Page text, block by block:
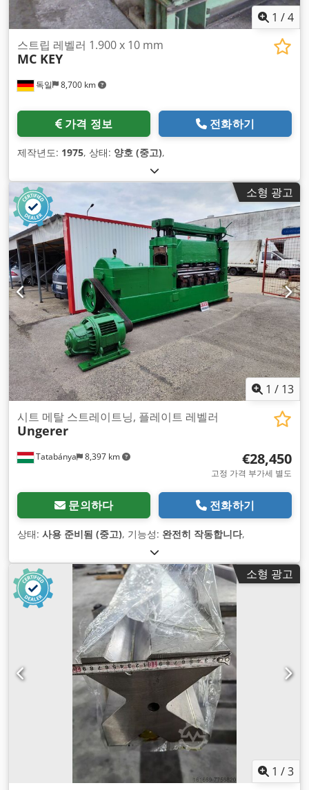
1 /4
독일 8,700 km
스트립 레벨러 1.900 x 10 mm
MC KEY
가격 정보 전화하기
제작년도: 1975, 상태: 양호 (중고),
소형 광고
1 / 13
Tatabánya 8,397 km
시트 메탈 스트레이트닝, 플레이트 레벨러
Ungerer
€28,450
고정 가격 부가세 별도
문의하다 전화하기
상태: 사용 준비됨 (중고), 기능성: 완전히 작동합니다,
소형 광고
1 /3